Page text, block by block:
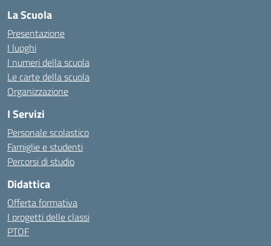
La Scuola
Presentazione
I luoghi
I numeri della scuola
Le carte della scuola
Organizzazione
I Servizi
Personale scolastico
Famiglie e studenti
Percorsi di studio
Didattica
Offerta formativa
I progetti delle classi
PTOF